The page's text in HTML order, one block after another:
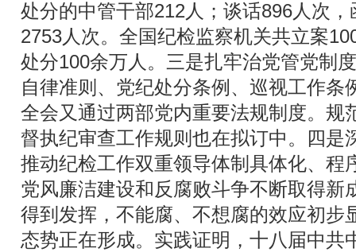
处分的中管干部212人；谈话896人次
2753人次。全国纪检监察机关共立案
处分100余万人。三是扎牢治党管党制
自律准则、党纪处分条例、巡视工作条
全会又通过两部党内重要法规制度。规
督执纪审查工作规则也在拟订中。四是
推动纪检工作双重领导体制具体化、程
党风廉洁建设和反腐败斗争不断取得新
得到发挥，不能腐、不想腐的效应初步
态势正在形成。实践证明，十八届中共